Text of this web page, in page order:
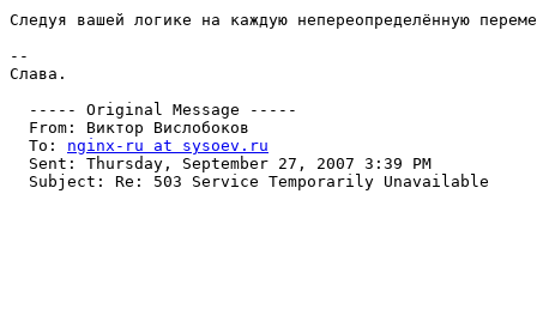
Следуя вашей логике на каждую непереопределённую
--
Слава.
  ----- Original Message -----
  From: Виктор Вислобоков
  To:
nginx-ru at sysoev.ru
  Sent: Thursday, September 27, 2007 3:39 PM
  Subject: Re: 503 Service Temporarily Unavailable